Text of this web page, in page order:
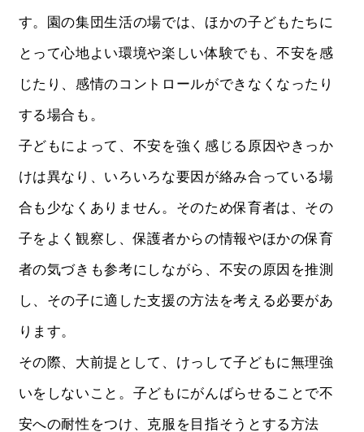
す。園の集団生活の場では、ほかの子どもたちに
とって心地よい環境や楽しい体験でも、不安を感
じたり、感情のコントロールができなくなったり
する場合も。
子どもによって、不安を強く感じる原因やきっか
けは異なり、いろいろな要因が絡み合っている場
合も少なくありません。そのため保育者は、その
子をよく観察し、保護者からの情報やほかの保育
者の気づきも参考にしながら、不安の原因を推測
し、その子に適した支援の方法を考える必要があ
ります。
その際、大前提として、けっして子どもに無理強
いをしないこと。子どもにがんばらせることで不
安への耐性をつけ、克服を目指そうとする方法